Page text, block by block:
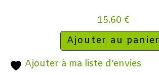
15.60 €
Ajouter au panier
Ajouter à ma liste d’envies